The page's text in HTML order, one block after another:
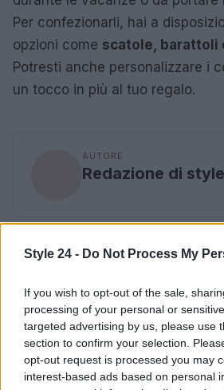
Style 24 - Do Not Process My
If you wish to opt-out of the sale,
processing of your personal or
targeted advertising by us, please use
section to confirm your selection.
opt-out request is processed you may
interest-based ads based on personal
Per confezionarli, hai a
opzioni come scatole, barattoli
Potresti anche personalizzare i
un tocco in più al tuo regalo.
AUTORE
Redazione di